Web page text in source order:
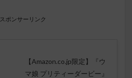
スポンサーリンク
【Amazon.co.jp限定】『ウ
マ娘 プリティーダービー』